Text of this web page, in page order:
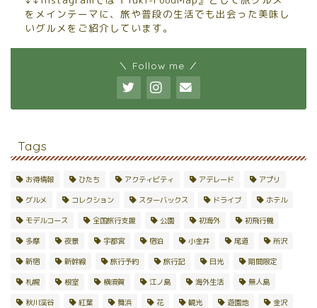
をメインテーマに、旅や普段の生活でも出会った美味し
いグルメをご紹介しています。
＼ Follow me ／
Tags
お得情報 ひたち アクティビティ アデレード アプリ
グルメ コレクション スターバックス ドライブ ホテル
モデルコース 全国旅行支援 公園 初海外 初飛行機
多摩 夜景 宇都宮 宿泊 小金井 尾道 所沢
新宿 新幹線 旅行予約 旅行記 日光 期間限定
札幌 根室 横須賀 江ノ島 海外生活 無人島
秋川渓谷 紅葉 舞浜 花 観光 遊園地 金沢